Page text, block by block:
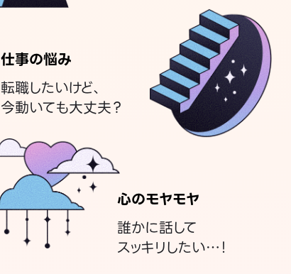
仕事の悩み
転職したいけど、
今動いても大丈夫？
心のモヤモヤ
誰かに話して
スッキリしたい…！